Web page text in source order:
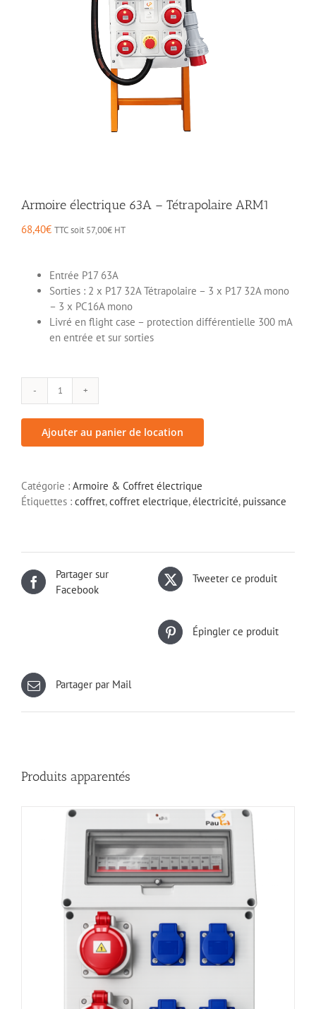
Armoire électrique 63A – Tétrapolaire ARM1
68,40€ TTC soit 57,00€ HT
Entrée P17 63A
Sorties : 2 x P17 32A Tétrapolaire – 3 x P17 32A mono
– 3 x PC16A mono
Livré en flight case – protection différentielle 300 mA
en entrée et sur sorties
quantité
Armoire
électrique
Tétrapolaire
ARM1
Ajouter au panier de location
Catégorie : Armoire & Coffret électrique
Étiquettes : coffret,coffret electrique,électricité, puissance
Partager sur
Facebook
Tweeter ce produit
Épingler ce produit
Partager par Mail
Produits apparentés